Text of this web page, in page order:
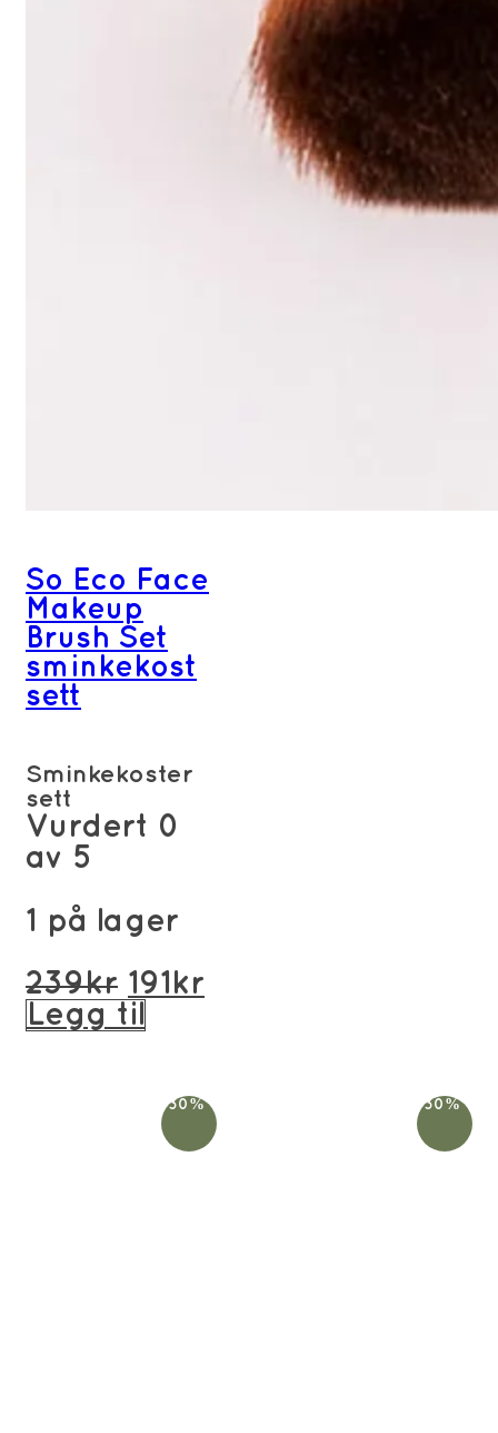
So Eco Face
Makeup
Brush Set
sminkekost
sett
Sminkekoster
sett
Vurdert 0
av 5
1 på lager
239kr Opprinnelig
pris
191kr
Legg til
-30% -30%